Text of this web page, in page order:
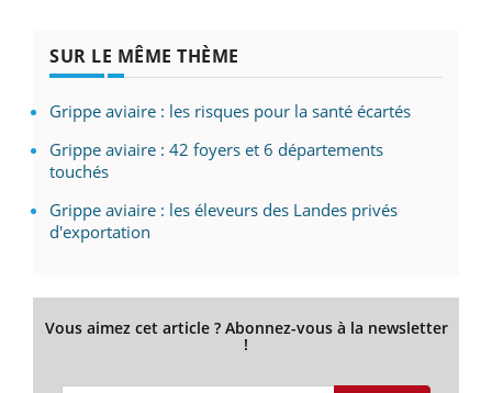
SUR LE MÊME THÈME
Grippe aviaire : les risques pour la santé écartés
Grippe aviaire : 42 foyers et 6 départements
touchés
Grippe aviaire : les éleveurs des Landes privés
d'exportation
Vous aimez cet article ? Abonnez-vous à la newsletter
!